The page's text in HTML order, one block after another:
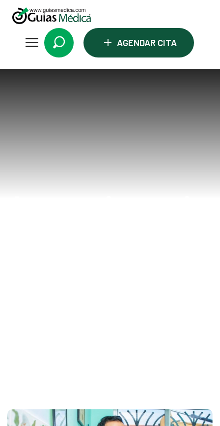
+ AGENDAR CITA